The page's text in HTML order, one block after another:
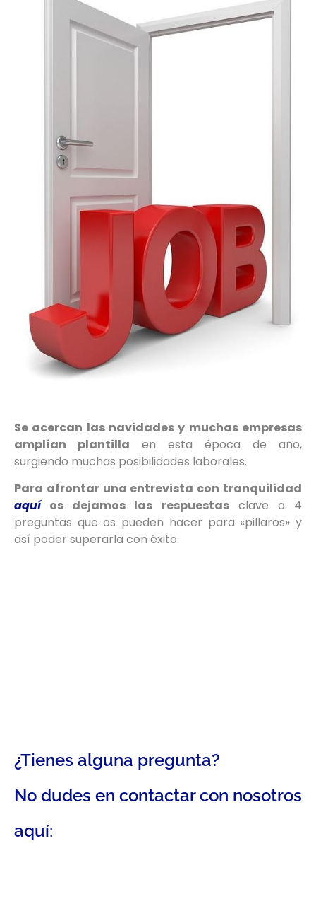
Se acercan las navidades y muchas empresas
amplían plantilla en esta época de año,
surgiendo muchas posibilidades laborales.
Para afrontar una entrevista con tranquilidad
aquíos dejamos las respuestasclave a 4
preguntas que os pueden hacer para «pillaros» y
así poder superarla con éxito.
¿Tienes alguna pregunta?
No dudes en contactar con nosotros
aquí: